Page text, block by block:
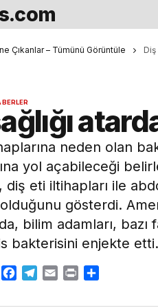
Çıkanlar – Tümünü Görüntüle Diş
neden olan
yol açabileceği
diş eti iltihapları ile
olduğunu gösterdi.
bilim adamları,
bakterisini enjekte etti.
X Facebook
Telegram
Email Print